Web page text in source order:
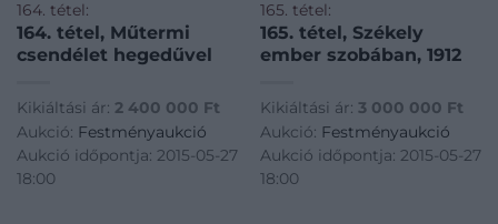
164. tétel:
164. tétel, Műtermi
csendélet hegedűvel
Kikiáltási ár: 2 400 000 Ft
Aukció: Festményaukció
Aukció időpontja: 2015-05-27
18:00
165. tétel:
165. tétel, Székely
ember szobában, 1912
Kikiáltási ár: 3 000 000 Ft
Aukció: Festményaukció
Aukció időpontja: 2015-05-27
18:00